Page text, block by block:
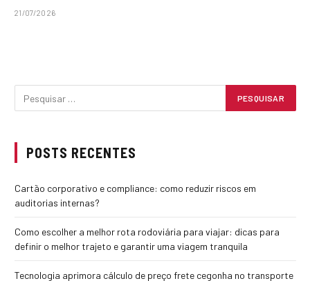
21/07/2026
POSTS RECENTES
Cartão corporativo e compliance: como reduzir riscos em
auditorias internas?
Como escolher a melhor rota rodoviária para viajar: dicas para
definir o melhor trajeto e garantir uma viagem tranquila
Tecnologia aprimora cálculo de preço frete cegonha no transporte